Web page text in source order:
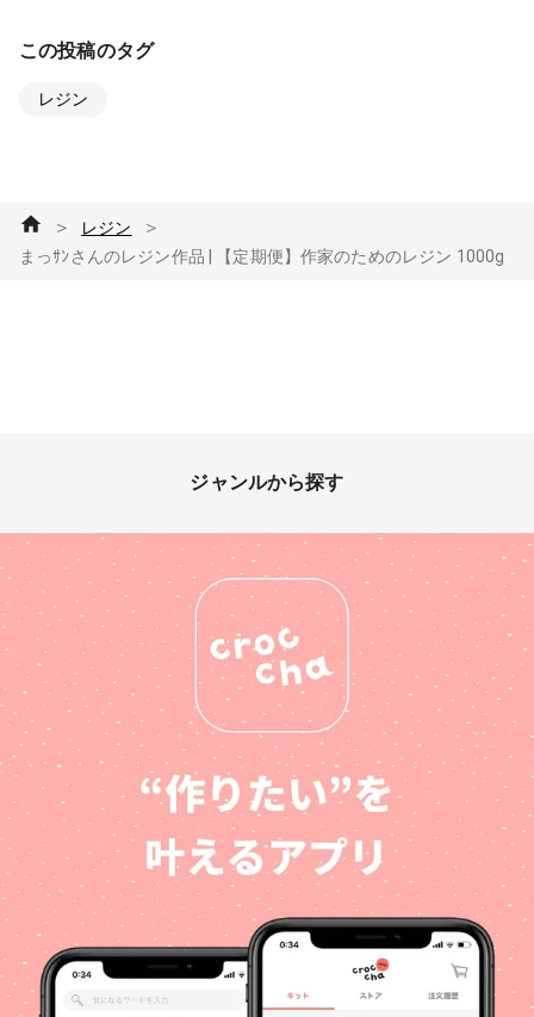
この投稿のタグ
レジン
＞ レジン ＞
まっｻﾝさんのレジン作品 | 【定期便】作家のためのレジン 1000g
ジャンルから探す